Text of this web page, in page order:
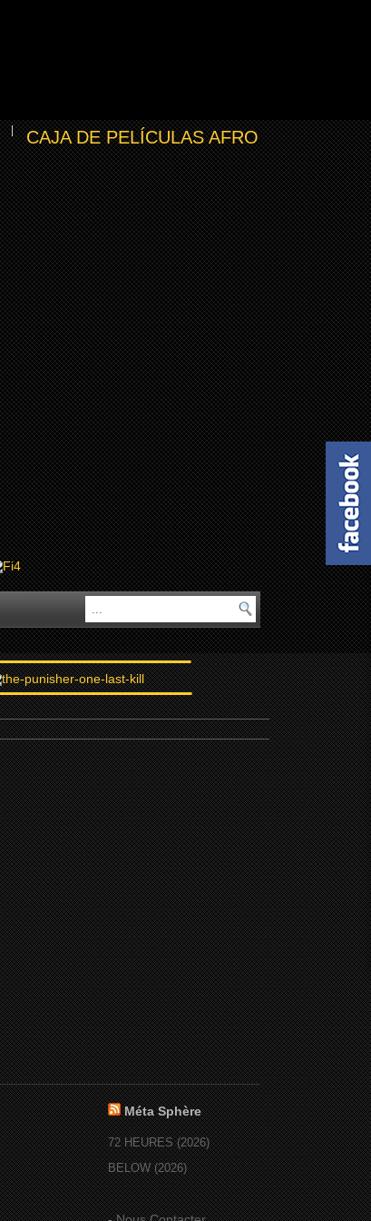
CAJA DE PELÍCULAS AFRO
Méta Sphère
72 HEURES (2026)
BELOW (2026)